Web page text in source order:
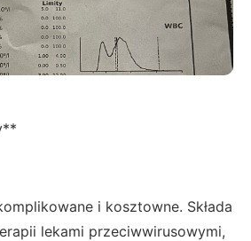
i kosztowne. Składa
lekami przeciwwirusowymi,